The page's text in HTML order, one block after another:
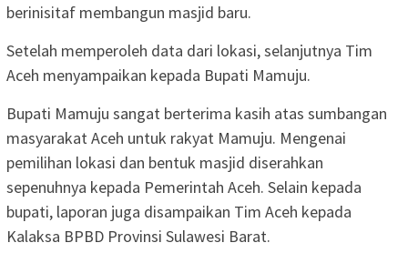
berinisitaf membangun masjid baru.
Setelah memperoleh data dari lokasi, selanjutnya Tim
Aceh menyampaikan kepada Bupati Mamuju.
Bupati Mamuju sangat berterima kasih atas sumbangan
masyarakat Aceh untuk rakyat Mamuju. Mengenai
pemilihan lokasi dan bentuk masjid diserahkan
sepenuhnya kepada Pemerintah Aceh. Selain kepada
bupati, laporan juga disampaikan Tim Aceh kepada
Kalaksa BPBD Provinsi Sulawesi Barat.